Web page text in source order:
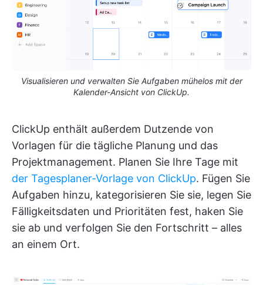
Visualisieren und verwalten Sie Aufgaben mühelos mit der
Kalender-Ansicht von ClickUp.
ClickUp enthält außerdem Dutzende von
Vorlagen für die tägliche Planung und das
Projektmanagement. Planen Sie Ihre Tage mit
der Tagesplaner-Vorlage von ClickUp. Fügen Sie
Aufgaben hinzu, kategorisieren Sie sie, legen Sie
Fälligkeitsdaten und Prioritäten fest, haken Sie
sie ab und verfolgen Sie den Fortschritt – alles
an einem Ort.